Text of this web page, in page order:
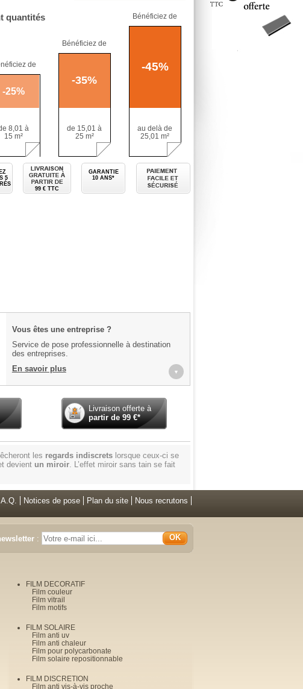
quantités
de
-25%
8,01 à
15 m²
Bénéficiez de
-35%
de 15,01 à
25 m²
Bénéficiez de
-45%
au delà de
25,01 m²
Découpé sur mesure
5
Livraison gratuite à partir de
99 € TTC
GARANTIE
10 ANS*
Vous êtes une entreprise ?
Service de pose professionnelle à destination
des entreprises.
En savoir plus
▼
Livraison offerte à
partir de99€*
les regards indiscrets lorsque ceux-ci se
devient un miroir. L’effet miroir sans tain se fait
Notices de pose Plan du site
Nous recrutons
: OK
FILM DECORATIF
Film couleur
Film vitrail
Film motifs
FILM SOLAIRE
Film anti uv
Film anti chaleur
Film pour polycarbonate
Film solaire repositionnable
FILM DISCRETION
Film anti vis-à-vis proche